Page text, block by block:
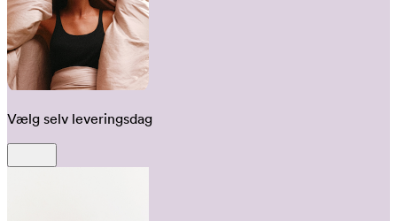
Vælg selv leveringsdag